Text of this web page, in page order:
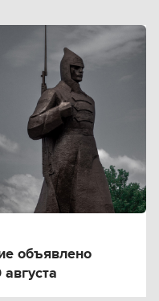
объявлено